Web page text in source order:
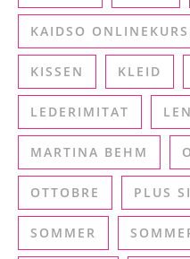
KAIDSO
KISSEN KLEID
LEDERIMITAT
MARTINA BEHM
OTTOBRE PLUS
SOMMER